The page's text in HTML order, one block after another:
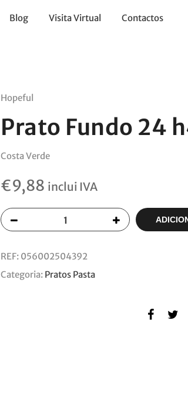
Blog Visita Virtual Contactos
Hopeful
Prato Fundo 24
Costa Verde
€9,88 inclui IVA
REF: 056002504392
Categoria: Pratos Pasta